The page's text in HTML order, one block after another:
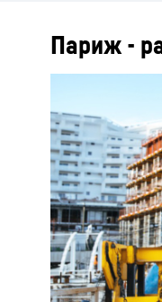
Париж -